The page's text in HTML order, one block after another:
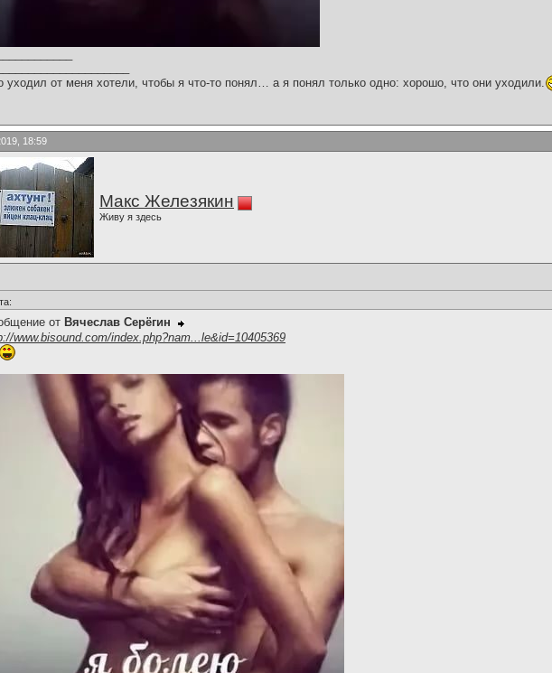
уходил от меня хотели, чтобы я что-то понял… а я понял только одно: хорошо, что они уходили.
18:59
Макс Железякин
Живу я здесь
от Вячеслав Серёгин
www.bisound.com/index.php?nam...le&id=10405369